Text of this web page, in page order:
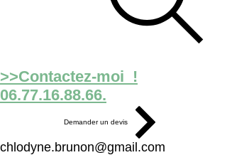
>>Contactez-moi !
06.77.16.88.66.
Demander un devis
chlodyne.brunon@gmail.com